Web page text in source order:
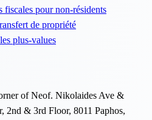
fiscales pour non-résidents
de propriété
plus-values
of Neof. Nikolaides Ave &
2nd & 3rd Floor, 8011 Paphos,